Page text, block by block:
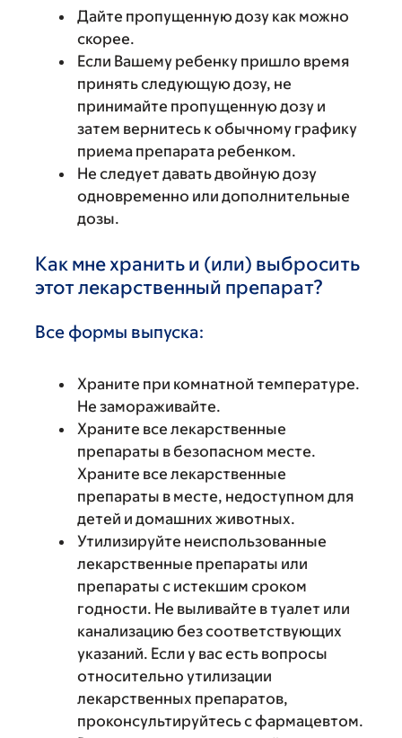
Дайте пропущенную дозу как можно
скорее.
Если Вашему ребенку пришло время
принять следующую дозу, не
принимайте пропущенную дозу и
затем вернитесь к обычному графику
приема препарата ребенком.
Не следует давать двойную дозу
одновременно или дополнительные
дозы.
Как мне хранить и (или) выбросить
этот лекарственный препарат?
Все формы выпуска:
Храните при комнатной температуре.
Не замораживайте.
Храните все лекарственные
препараты в безопасном месте.
Храните все лекарственные
препараты в месте, недоступном для
детей и домашних животных.
Утилизируйте неиспользованные
лекарственные препараты или
препараты с истекшим сроком
годности. Не выливайте в туалет или
канализацию без соответствующих
указаний. Если у вас есть вопросы
относительно утилизации
лекарственных препаратов,
проконсультируйтесь с фармацевтом.